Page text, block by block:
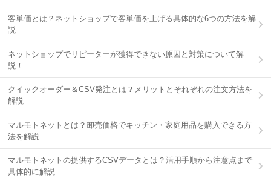
客単価とは？ネットショップで客単価を上げる具体的な6つの方法を解
説
ネットショップでリピーターが獲得できない原因と対策について解
説！
クイックオーダー＆CSV発注とは？メリットとそれぞれの注文方法を
解説
マルモトネットとは？卸売価格でキッチン・家庭用品を購入できる方
法を解説
マルモトネットの提供するCSVデータとは？活用手順から注意点まで
具体的に解説